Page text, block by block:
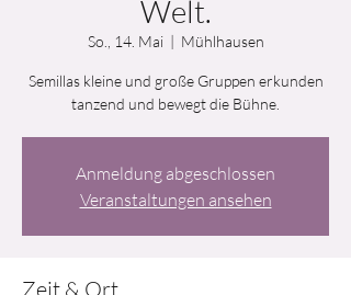
Welt.
So., 14. Mai
  |
Mühlhausen
Semillas kleine und große Gruppen erkunden
tanzend und bewegt die Bühne.
Anmeldung abgeschlossen
Veranstaltungen ansehen
Zeit & Ort